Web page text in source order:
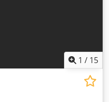
1 / 15